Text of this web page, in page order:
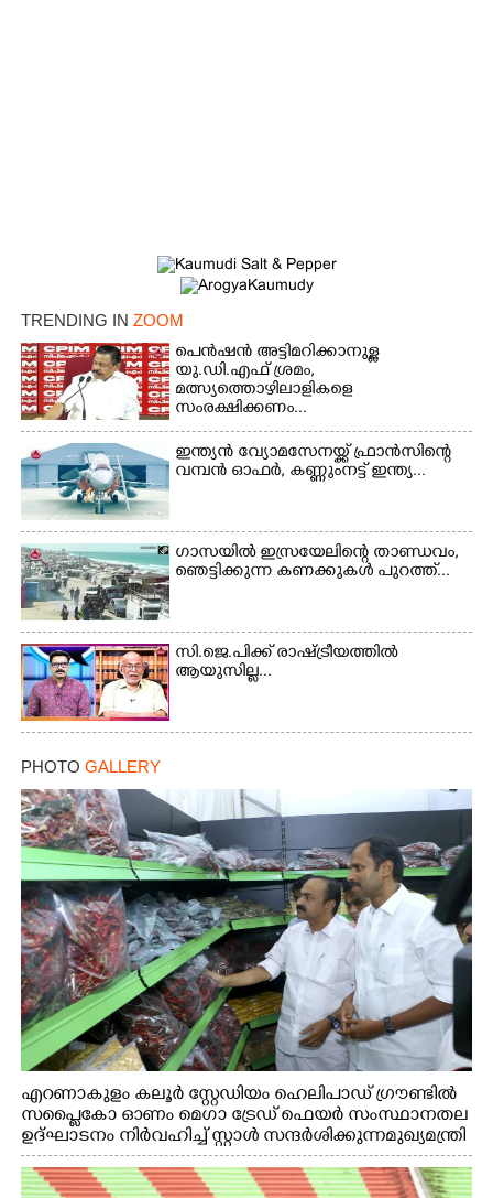
TRENDING IN ZOOM
പെൻഷൻ അട്ടിമറിക്കാനുള്ള
യു.ഡി.എഫ് ശ്രമം,
മത്സ്യത്തൊഴിലാളികളെ
സംരക്ഷിക്കണം...
ഇന്ത്യൻ വ്യോമസേനയ്ക്ക് ഫ്രാൻസിന്റെ
വമ്പൻ ഓഫർ, കണ്ണുംനട്ട് ഇന്ത്യ...
ഗാസയിൽ ഇസ്രയേലിന്റെ താണ്ഡവം,
ഞെട്ടിക്കുന്ന കണക്കുകൾ പുറത്ത്...
സി.ജെ.പിക്ക് രാഷ്ട്രീയത്തിൽ
ആയുസില്ല...
PHOTO GALLERY
എറണാകുളം കലൂർ സ്റ്റേഡിയം ഹെലിപാഡ് ഗ്രൗണ്ടിൽ
സപ്ളൈകോ ഓണം മെഗാ ട്രേഡ് ഫെയർ സംസ്ഥാനതല
ഉദ്ഘാടനം നിർവഹിച്ച് സ്റ്റാൾ സന്ദർശിക്കുന്ന മുഖ്യമന്ത്രി
വി.ഡി. സതീശൻ. മന്ത്രി അനൂപ് ജേക്കബ് സമീപം
Copy Link